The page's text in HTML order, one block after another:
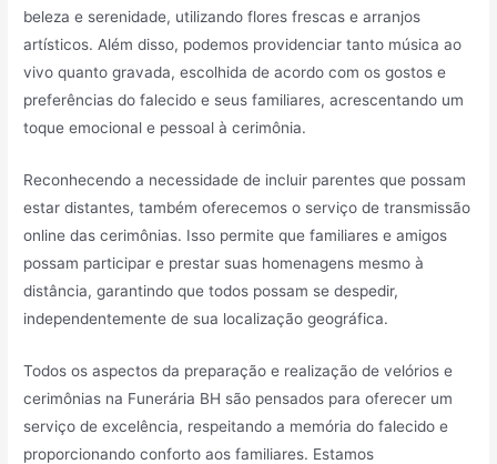
beleza e serenidade, utilizando flores frescas e arranjos
artísticos. Além disso, podemos providenciar tanto música ao
vivo quanto gravada, escolhida de acordo com os gostos e
preferências do falecido e seus familiares, acrescentando um
toque emocional e pessoal à cerimônia.
Reconhecendo a necessidade de incluir parentes que possam
estar distantes, também oferecemos o serviço de transmissão
online das cerimônias. Isso permite que familiares e amigos
possam participar e prestar suas homenagens mesmo à
distância, garantindo que todos possam se despedir,
independentemente de sua localização geográfica.
Todos os aspectos da preparação e realização de velórios e
cerimônias na Funerária BH são pensados para oferecer um
serviço de excelência, respeitando a memória do falecido e
proporcionando conforto aos familiares. Estamos